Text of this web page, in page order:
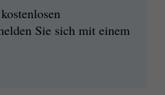
Sie sich mit einem